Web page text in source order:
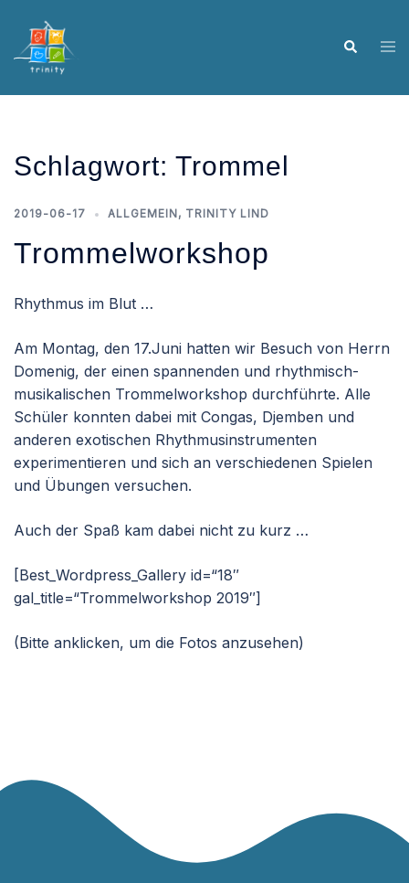
content
Search
Schlagwort: Trommel
2019-06-17 ALLGEMEIN, TRINITY LIND
Trommelworkshop
Rhythmus im Blut …
Am Montag, den 17.Juni hatten wir Besuch von Herrn
Domenig, der einen spannenden und rhythmisch-
musikalischen Trommelworkshop durchführte. Alle
Schüler konnten dabei mit Congas, Djemben und
anderen exotischen Rhythmusinstrumenten
experimentieren und sich an verschiedenen Spielen
und Übungen versuchen.
Auch der Spaß kam dabei nicht zu kurz …
[Best_Wordpress_Gallery id=“18″
gal_title=“Trommelworkshop 2019″]
(Bitte anklicken, um die Fotos anzusehen)